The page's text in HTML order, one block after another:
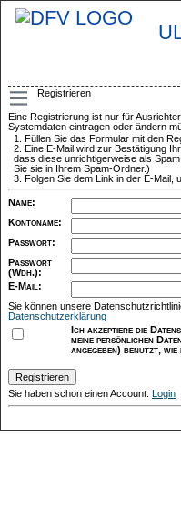
Registrieren
Eine Registrierung ist nur für
Systemdaten eintragen oder ändern
Füllen Sie das Formular mit den
Eine E-Mail wird zur Bestätigung
dass diese unrichtigerweise als
Sie sie in Ihrem Spam-Ordner.)
Folgen Sie dem Link in der E-Mail,
Name:
Kontoname:
Passwort:
Passwort
(Wdh.):
E-Mail :
Sie können unsere
Datenschutzerklärung
Ich akzeptiere die
meine persönlichen
angegeben) benutzt,
Sie haben schon einen Account: Login